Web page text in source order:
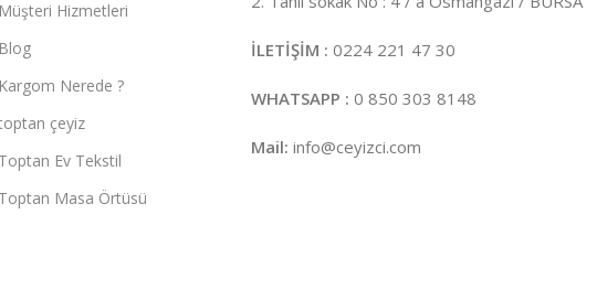
Müşteri Hizmetleri
Blog
Kargom Nerede ?
çeyiz
Toptan Ev Tekstil
Toptan Masa Örtüsü
İLETİŞİM : 0224 221 47 30
WHATSAPP : 0 850 303 8148
Mail: info@ceyizci.com